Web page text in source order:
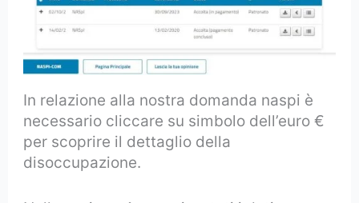
In relazione alla nostra domanda naspi è
necessario cliccare su simbolo dell’euro €
per scoprire il dettaglio della
disoccupazione.